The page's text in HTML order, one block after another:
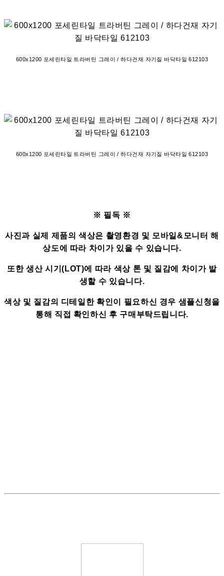
600x1200 포세린타일 트라버틴 그레이 / 하다건재 자기질 바닥타일 612103
600x1200 포세린타일 트라버틴 그레이 / 하다건재 자기질 바닥타일 612103
※ 필독 ※
사진과 실제 제품의 색상은 촬영환경 및 모바일&모니터 해
상도에 따라 차이가 있을 수 있습니다.
또한 생산 시기(LOT)에 따라 색상 톤 및 질감에 차이가 발
생할 수 있습니다.
색상 및 질감의 디테일한 확인이 필요하신 경우 샘플신청을
통해 직접 확인하신 후 구매부탁드립니다.